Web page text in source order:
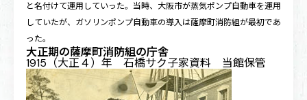
と名付けて運用していった。当時、大阪市が蒸気ポンプ自動車を運用
していたが、ガソリンポンプ自動車の導入は薩摩町消防組が最初であ
った。
大正期の薩摩町消防組の庁舎
1915（大正４）年 石橋サク子家資料 当館保管